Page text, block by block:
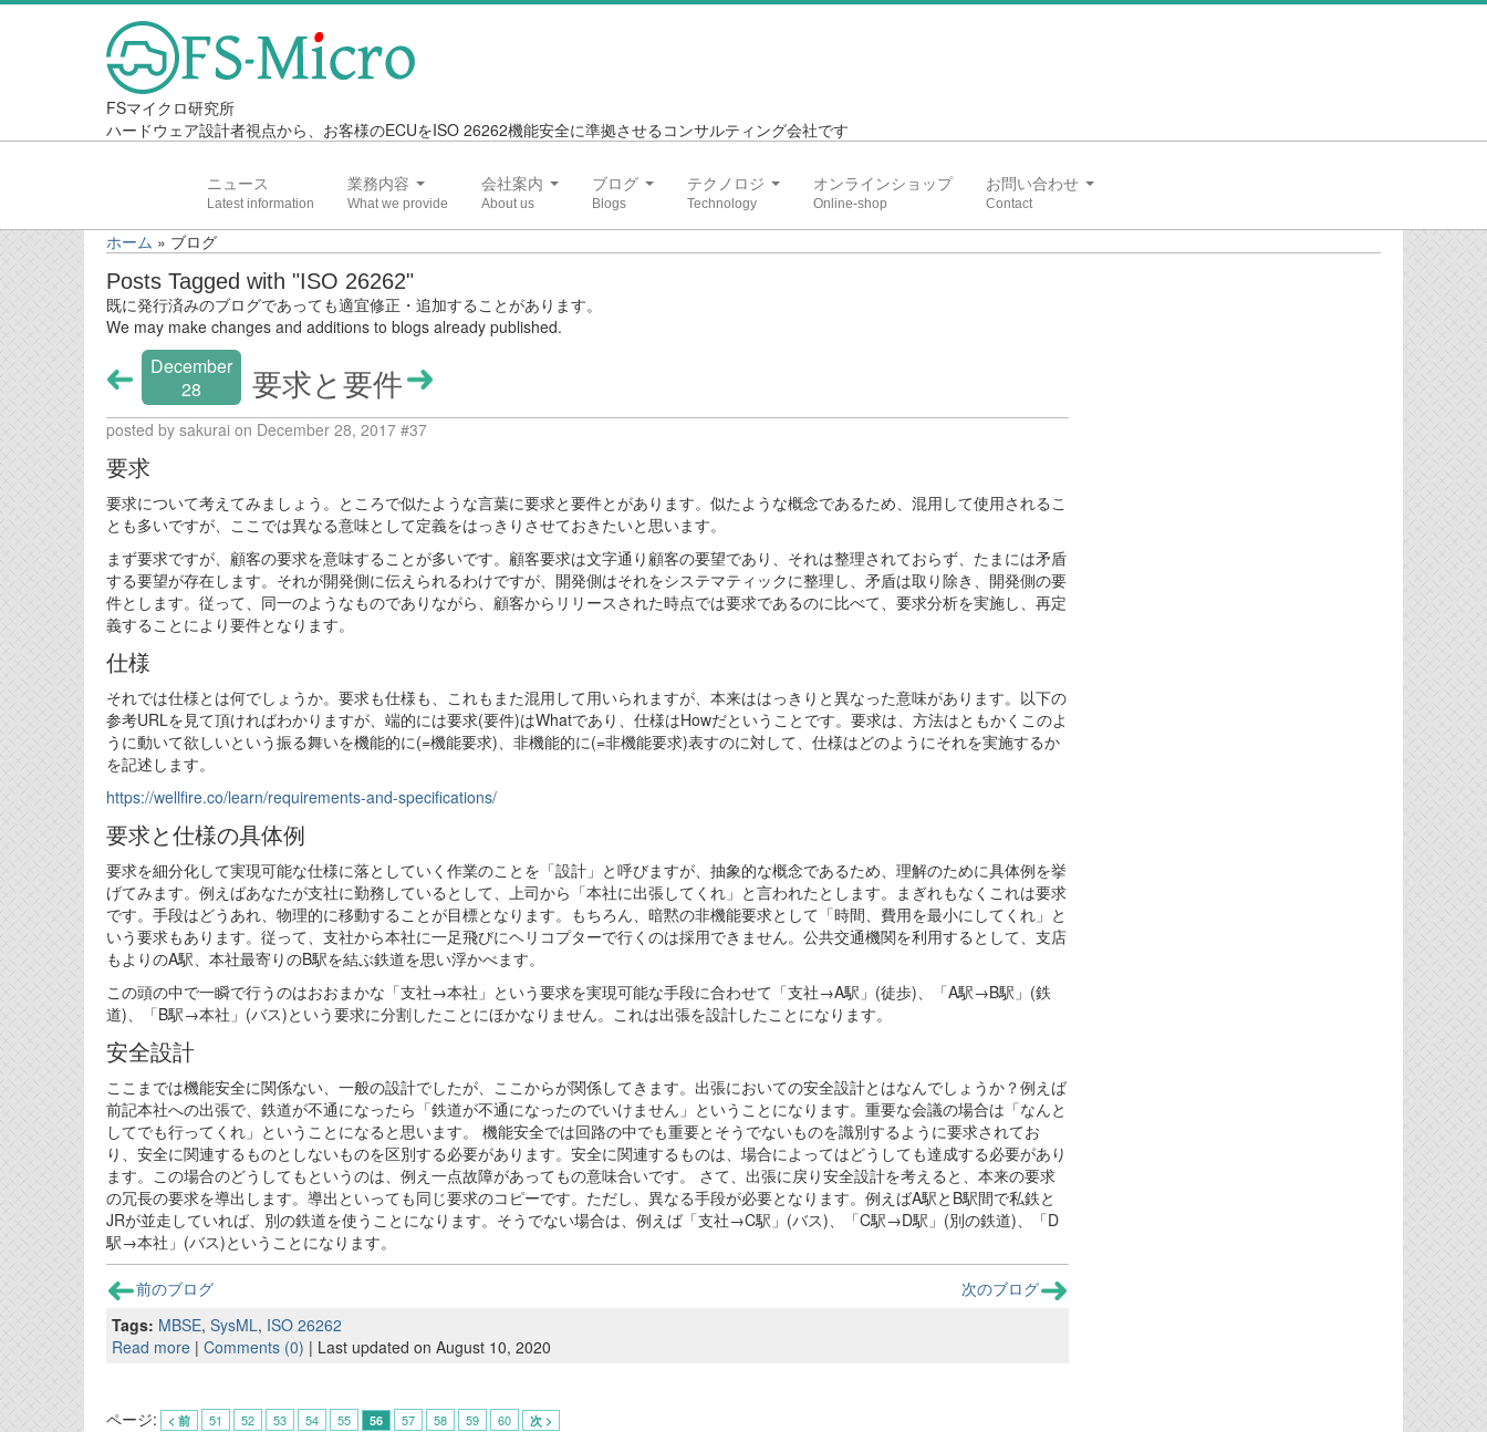
FSマイクロ研究所
ハードウェア設計者視点から、お客様のECUをISO 26262機能安全に準拠させるコンサルティング会社です
ニュース 業務内容 会社案内 ブログ テクノロジ オンラインショップ お問い合わせ
ホーム » ブログ
Posts Tagged with "ISO 26262"
既に発行済みのブログであっても適宜修正・追加することがあります。
We may make changes and additions to blogs already published.
December
28
要求と要件
posted by sakurai on December 28, 2017 #37
要求
要求について考えてみましょう。ところで似たような言葉に要求と要件とがあります。似たような概念であるため、混用して使用されるこ
とも多いですが、ここでは異なる意味として定義をはっきりさせておきたいと思います。
まず要求ですが、顧客の要求を意味することが多いです。顧客要求は文字通り顧客の要望であり、それは整理されておらず、たまには矛盾
する要望が存在します。それが開発側に伝えられるわけですが、開発側はそれをシステマティックに整理し、矛盾は取り除き、開発側の要
件とします。従って、同一のようなものでありながら、顧客からリリースされた時点では要求であるのに比べて、要求分析を実施し、再定
義することにより要件となります。
仕様
それでは仕様とは何でしょうか。要求も仕様も、これもまた混用して用いられますが、本来ははっきりと異なった意味があります。以下の
参考URLを見て頂ければわかりますが、端的には要求(要件)はWhatであり、仕様はHowだということです。要求は、方法はともかくこのよ
うに動いて欲しいという振る舞いを機能的に(=機能要求)、非機能的に(=非機能要求)表すのに対して、仕様はどのようにそれを実施するか
を記述します。
https://wellfire.co/learn/requirements-and-specifications/
要求と仕様の具体例
要求を細分化して実現可能な仕様に落としていく作業のことを「設計」と呼びますが、抽象的な概念であるため、理解のために具体例を挙
げてみます。例えばあなたが支社に勤務しているとして、上司から「本社に出張してくれ」と言われたとします。まぎれもなくこれは要求
です。手段はどうあれ、物理的に移動することが目標となります。もちろん、暗黙の非機能要求として「時間、費用を最小にしてくれ」と
いう要求もあります。従って、支社から本社に一足飛びにヘリコプターで行くのは採用できません。公共交通機関を利用するとして、支店
もよりのA駅、本社最寄りのB駅を結ぶ鉄道を思い浮かべます。
この頭の中で一瞬で行うのはおおまかな「支社→本社」という要求を実現可能な手段に合わせて「支社→A駅」(徒歩)、「A駅→B駅」(鉄
道)、「B駅→本社」(バス)という要求に分割したことにほかなりません。これは出張を設計したことになります。
安全設計
ここまでは機能安全に関係ない、一般の設計でしたが、ここからが関係してきます。出張においての安全設計とはなんでしょうか？例えば
前記本社への出張で、鉄道が不通になったら「鉄道が不通になったのでいけません」ということになります。重要な会議の場合は「なんと
してでも行ってくれ」ということになると思います。 機能安全では回路の中でも重要とそうでないものを識別するように要求されてお
り、安全に関連するものとしないものを区別する必要があります。安全に関連するものは、場合によってはどうしても達成する必要があり
ます。この場合のどうしてもというのは、例え一点故障があってもの意味合いです。 さて、出張に戻り安全設計を考えると、本来の要求
の冗長の要求を導出します。導出といっても同じ要求のコピーです。ただし、異なる手段が必要となります。例えばA駅とB駅間で私鉄と
JRが並走していれば、別の鉄道を使うことになります。そうでない場合は、例えば「支社→C駅」(バス)、「C駅→D駅」(別の鉄道)、「D
駅→本社」(バス)ということになります。
前のブログ
次のブログ
Tags: MBSE, SysML, ISO 26262
Read more | Comments (0) | Last updated on August 10, 2020
ページ: < 前 51 52 53 54 55 56 57 58 59 60 次 >